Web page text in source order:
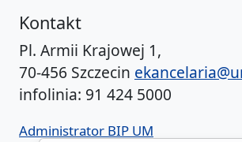
Kontakt
Pl. Armii Krajowej 1,
70-456 Szczecin
infolinia: 91 424 5000
Administrator BIP UM